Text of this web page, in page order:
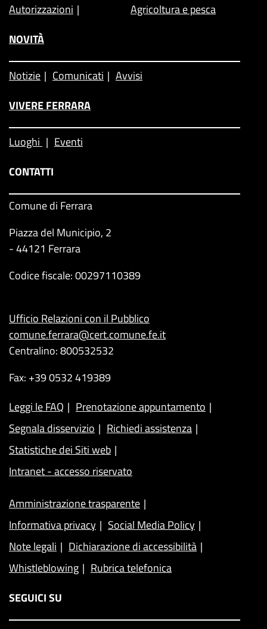
Autorizzazioni
Agricoltura e pesca
NOVITÀ
Notizie Comunicati
Avvisi
VIVERE FERRARA
Luoghi
Eventi
CONTATTI
Comune di Ferrara
Piazza del Municipio, 2
- 44121 Ferrara
Codice fiscale: 00297110389
Ufficio Relazioni con il Pubblico
comune.ferrara@cert.comune.fe.it
Centralino: 800532532
Fax: +39 0532 419389
Leggi le FAQ
Prenotazione appuntamento
Segnala disservizio
Richiedi assistenza
Statistiche dei Siti web
Intranet - accesso riservato
Amministrazione trasparente
Informativa privacy
Social Media Policy
Note legali
Dichiarazione di accessibilità
Whistleblowing
Rubrica telefonica
SEGUICI SU